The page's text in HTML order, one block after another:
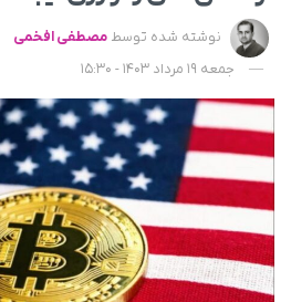
نوشته شده توسط مصطفی افخمی
جمعه 19 مرداد 1403 - 15:30